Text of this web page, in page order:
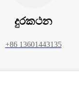
දුරකථන
+86 13601443135